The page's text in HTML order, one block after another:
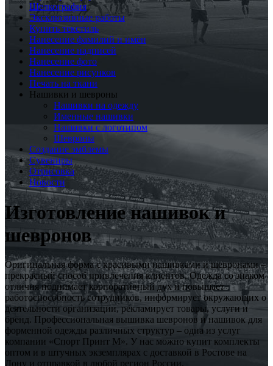
Шелкография
Эксклюзивные работы
Купить текстиль
Нанесение фамилий и имён
Нанесение надписей
Нанесение фото
Нанесение рисунков
Печать на ткани
Нашивки и шевроны
Нашивки на одежду
Именные нашивки
Нашивки с логотипом
Шевроны
Создание эмблемы
Сувениры
Отрисовка
Новости
Изготовление нашивок и
шевронов
Оригинальная форма с красивыми нашивками и шевронами –
прекрасный способ привлечения клиентов. Одежда со знаком
отличия поднимает корпоративный дух и повышает
работоспособность сотрудников, информирует окружающих о
деятельности организации, рекламирует товары, услуги и
бренд. Профессиональная вышивка шевронов и нашивок для
форменной одежды различных структур – одна из услуг
компании «Спорт Принт М». У нас можно купит комплекты
оптом и в штучных экземплярах с доставкой в Ростове на
Дону и отправкой в любой регион России.